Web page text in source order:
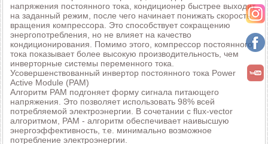
напряжения постоянного тока, кондиционер быстрее выходит
на заданный режим, после чего начинает понижать скорость
вращения компрессора. Это способствует сокращению
энергопотребления, но не влияет на качество
кондиционирования. Помимо этого, компрессор постоянного
тока показывает более высокую производительность, чем
инверторные системы переменного тока.
Усовершенствованный инвертор постоянного тока Power
Active Module (PAM)
Алгоритм PAM подгоняет форму сигнала питающего
напряжения. Это позволяет использовать 98% всей
потребляемой электроэнергии. В сочетании с flux-vector
алгоритмом, PAM - алгоритм обеспечивает наивысшую
энергоэффективность, т.е. минимально возможное
потребление электроэнергии.